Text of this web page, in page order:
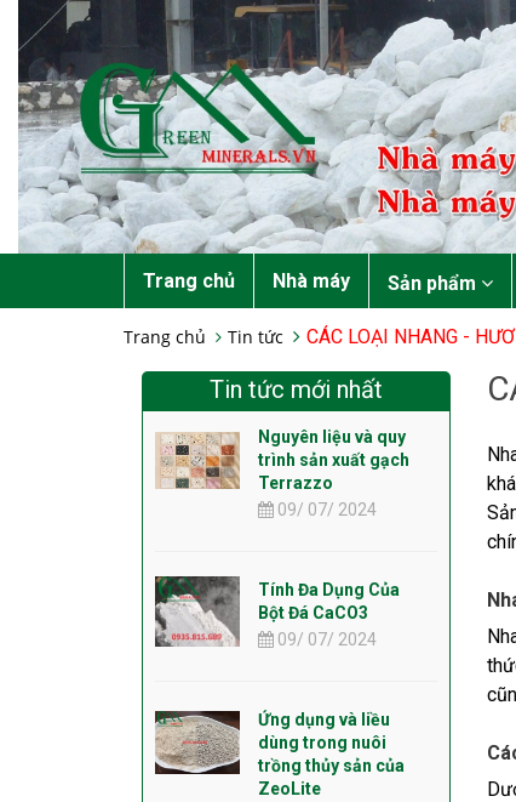
Trang chủ Nhà máy Sản phẩm
Trang chủ Tin tức CÁC LOẠI NHANG -
Tin tức mới nhất
Nguyên liệu và quy
trình sản xuất gạch
Terrazzo
09/ 07/ 2024
Tính Đa Dụng Của
Bột Đá CaCO3
09/ 07/ 2024
Ứng dụng và liều
dùng trong nuôi
trồng thủy sản của
ZeoLite